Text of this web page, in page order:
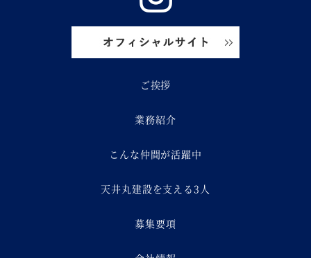
ご挨拶
業務紹介
こんな仲間が活躍中
天井丸建設を支える3人
募集要項